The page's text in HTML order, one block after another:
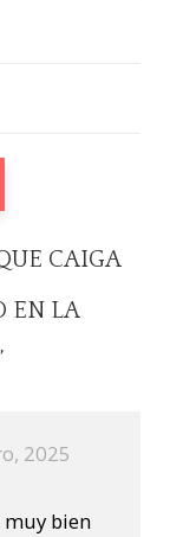
CAIGA
EN LA
2025
muy bien